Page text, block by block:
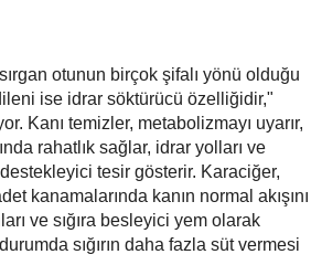
otunun birçok şifalı yönü olduğu
ise idrar söktürücü özelliğidir,"
Kanı temizler, metabolizmayı uyarır,
rahatlık sağlar, idrar yolları ve
tesir gösterir. Karaciğer,
kanamalarında kanın normal akışını
ve sığıra besleyici yem olarak
sığırın daha fazla süt vermesi